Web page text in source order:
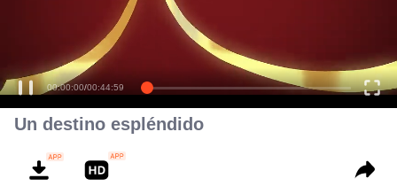
00:00:00/00:44:59
Un destino espléndido